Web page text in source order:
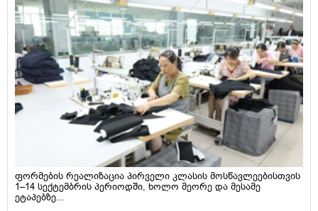
ფორმების რეალიზაცია პირველი კლასის მოსწავლეებისთვის
1–14 სექტემბრის პერიოდში, ხოლო მეორე და მესამე
ეტაპებზე...